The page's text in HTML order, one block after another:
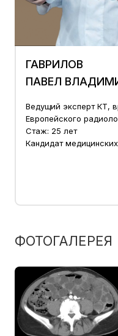
ГАВРИЛОВ
ПАВЕЛ
Ведущий эксперт КТ,
Европейского
Стаж: 25 лет
Кандидат
ФОТОГАЛЕРЕЯ